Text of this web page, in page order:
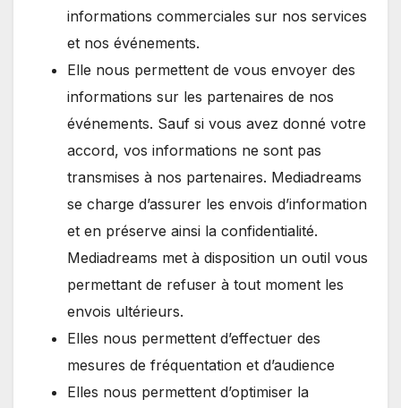
informations commerciales sur nos services
et nos événements.
Elle nous permettent de vous envoyer des
informations sur les partenaires de nos
événements. Sauf si vous avez donné votre
accord, vos informations ne sont pas
transmises à nos partenaires. Mediadreams
se charge d’assurer les envois d’information
et en préserve ainsi la confidentialité.
Mediadreams met à disposition un outil vous
permettant de refuser à tout moment les
envois ultérieurs.
Elles nous permettent d’effectuer des
mesures de fréquentation et d’audience
Elles nous permettent d’optimiser la